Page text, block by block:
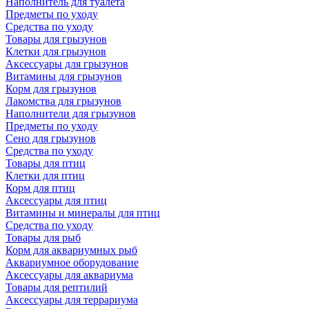
Предметы по уходу
Средства по уходу
Товары для грызунов
Клетки для грызунов
Аксессуары для грызунов
Витамины для грызунов
Корм для грызунов
Лакомства для грызунов
Наполнители для грызунов
Предметы по уходу
Сено для грызунов
Средства по уходу
Товары для птиц
Клетки для птиц
Корм для птиц
Аксессуары для птиц
Витамины и минералы для птиц
Средства по уходу
Товары для рыб
Корм для аквариумных рыб
Аквариумное оборудование
Аксессуары для аквариума
Товары для рептилий
Аксессуары для террариума